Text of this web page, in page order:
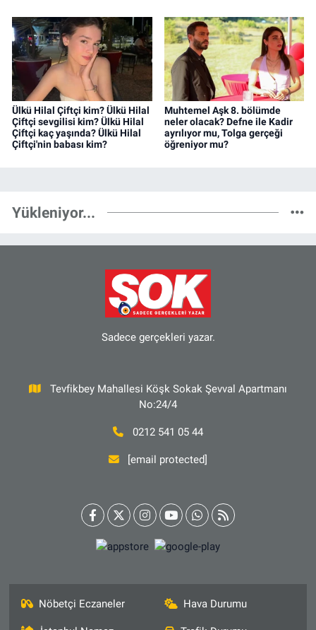
Ülkü Hilal Çiftçi kim? Ülkü Hilal
Çiftçi sevgilisi kim? Ülkü Hilal
Çiftçi kaç yaşında? Ülkü Hilal
Çiftçi'nin babası kim?
Muhtemel Aşk 8. bölümde
neler olacak? Defne ile Kadir
ayrılıyor mu, Tolga gerçeği
öğreniyor mu?
Yükleniyor...
Sadece gerçekleri yazar.
Tevfikbey Mahallesi Köşk Sokak Şevval Apartmanı
No:24/4
0212 541 05 44
[email protected]
Nöbetçi Eczaneler Hava Durumu